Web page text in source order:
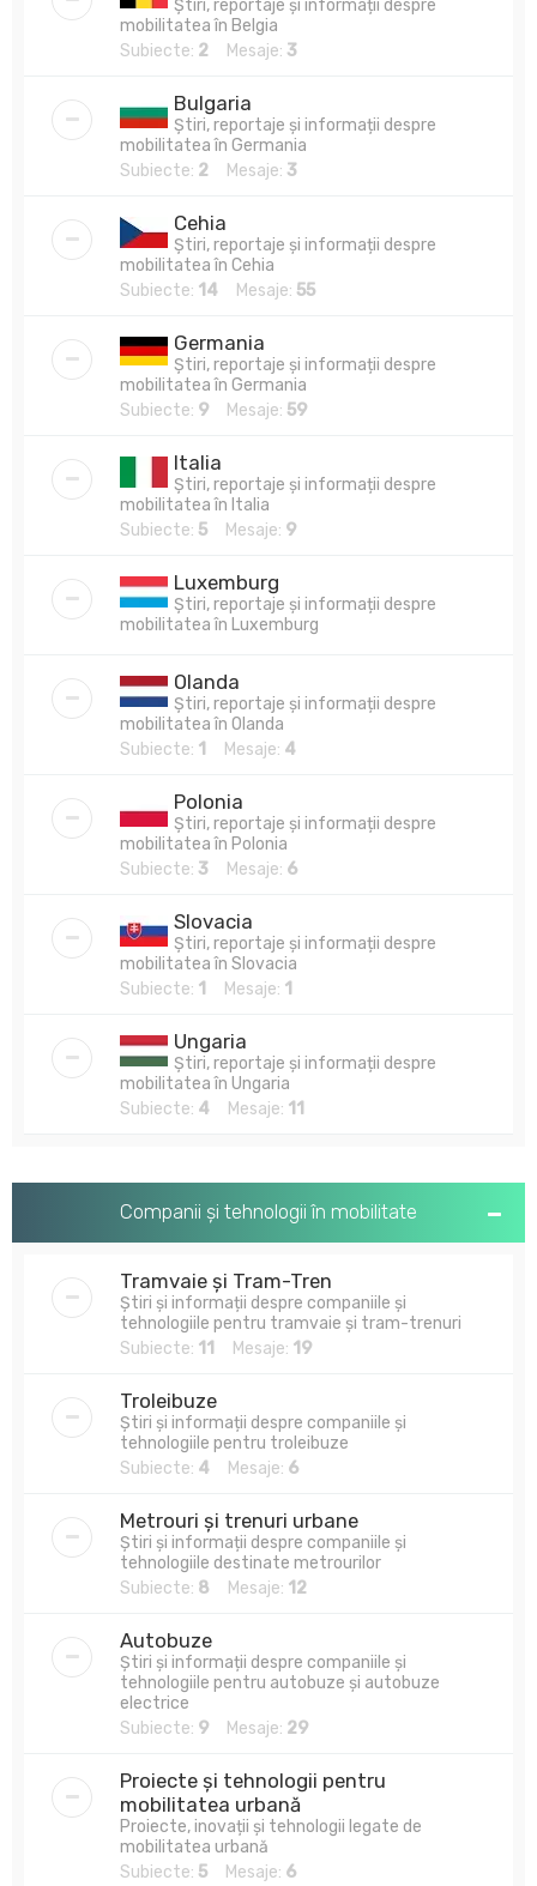
Știri, reportaje și informații despre
mobilitatea în Belgia
Subiecte: 2 Mesaje: 3
Bulgaria
Știri, reportaje și informații despre
mobilitatea în Germania
Subiecte: 2 Mesaje: 3
Cehia
Știri, reportaje și informații despre
mobilitatea în Cehia
Subiecte: 14 Mesaje: 55
Germania
Știri, reportaje și informații despre
mobilitatea în Germania
Subiecte: 9 Mesaje: 59
Italia
Știri, reportaje și informații despre
mobilitatea în Italia
Subiecte: 5 Mesaje: 9
Luxemburg
Știri, reportaje și informații despre
mobilitatea în Luxemburg
Olanda
Știri, reportaje și informații despre
mobilitatea în Olanda
Subiecte: 1 Mesaje: 4
Polonia
Știri, reportaje și informații despre
mobilitatea în Polonia
Subiecte: 3 Mesaje: 6
Slovacia
Știri, reportaje și informații despre
mobilitatea în Slovacia
Subiecte: 1 Mesaje: 1
Ungaria
Știri, reportaje și informații despre
mobilitatea în Ungaria
Subiecte: 4 Mesaje: 11
Companii și tehnologii în mobilitate
Tramvaie și Tram-Tren
Știri și informații despre companiile și
tehnologiile pentru tramvaie și tram-trenuri
Subiecte: 11 Mesaje: 19
Troleibuze
Știri și informații despre companiile și
tehnologiile pentru troleibuze
Subiecte: 4 Mesaje: 6
Metrouri și trenuri urbane
Știri și informații despre companiile și
tehnologiile destinate metrourilor
Subiecte: 8 Mesaje: 12
Autobuze
Știri și informații despre companiile și
tehnologiile pentru autobuze și autobuze
electrice
Subiecte: 9 Mesaje: 29
Proiecte și tehnologii pentru
mobilitatea urbană
Proiecte, inovații și tehnologii legate de
mobilitatea urbană
Subiecte: 5 Mesaje: 6